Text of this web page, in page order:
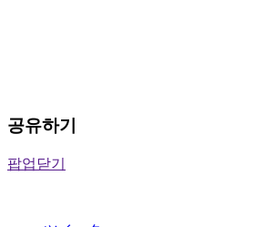
공유하기
팝업닫기